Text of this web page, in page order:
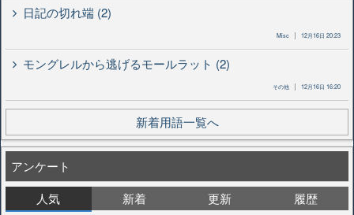
日記の切れ端 (2)
Misc 12月16日 20:23
モングレルから逃げるモールラット (2)
その他 12月16日 16:20
新着用語一覧へ
アンケート
人気
新着 更新 履歴